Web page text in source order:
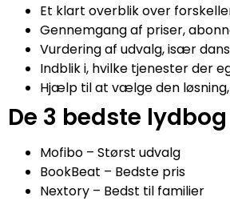
Et klart overblik over
Gennemgang af priser,
Vurdering af udvalg, især
Indblik i, hvilke tjenester der
Hjælp til at vælge den
De 3 bedste
Mofibo – Størst udvalg
BookBeat – Bedste pris
Nextory – Bedst til familier